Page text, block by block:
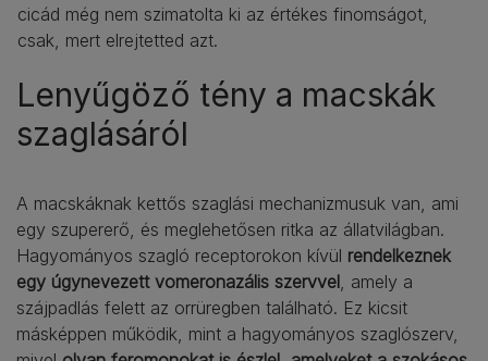
cicád még nem szimatolta ki az értékes finomságot,
csak, mert elrejtetted azt.
Lenyűgöző tény a macskák
szaglásáról
A macskáknak kettős szaglási mechanizmusuk van, ami
egy szupererő, és meglehetősen ritka az állatvilágban.
Hagyományos szagló receptorokon kívül rendelkeznek
egy úgynevezett vomeronazális szervvel , amely a
szájpadlás felett az orrüregben található. Ez kicsit
másképpen működik, mint a hagyományos szaglószerv,